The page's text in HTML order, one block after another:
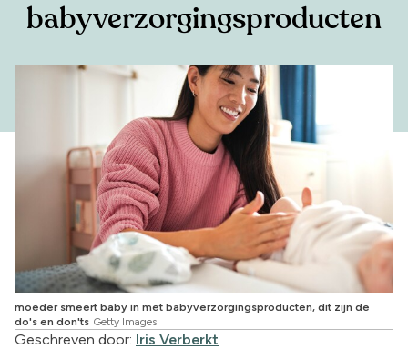
babyverzorgingsproducten
moeder smeert baby in met babyverzorgingsproducten, dit zijn de
do's en don'ts Getty Images
Geschreven door: Iris Verberkt